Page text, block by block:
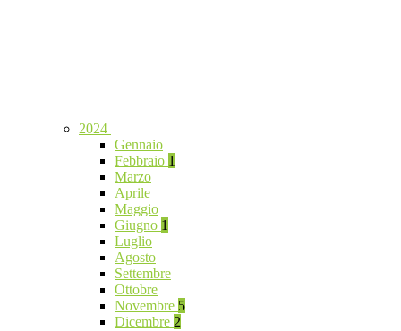
2024
Gennaio
Febbraio 1
Marzo
Aprile
Maggio
Giugno 1
Luglio
Agosto
Settembre
Ottobre
Novembre 5
Dicembre 2